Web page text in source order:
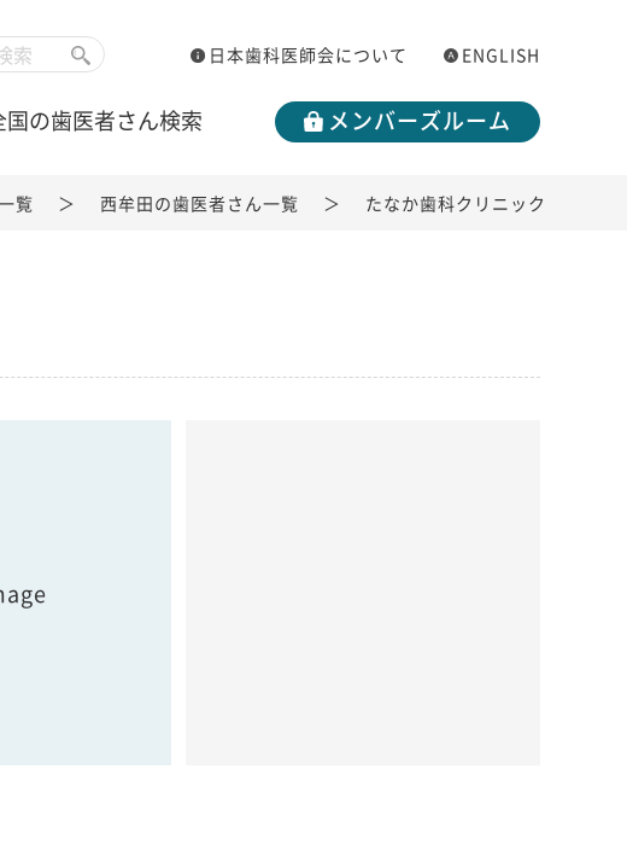
日本歯科医師会について ENGLISH
国の歯医者さん検索 メンバーズルーム
覧 西牟田の歯医者さん一覧 たなか歯科クリニック